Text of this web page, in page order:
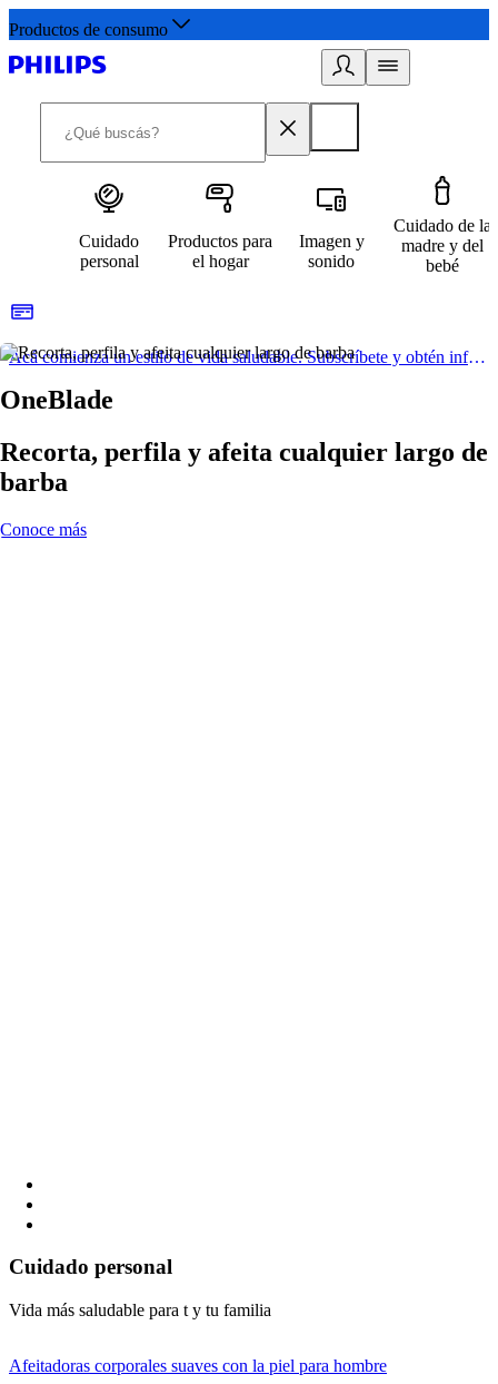
Productos de consumo
Cuidado
personal
Productos para
el hogar
Imagen y
sonido
Cuidado de la
madre y del
bebé
Acá comienza un estilo de vida saludable. Subscríbete y obtén información de primera mano
OneBlade
Recorta, perfila y afeita cualquier largo de
barba
Conoce más
Cuidado personal
Vida más saludable para t y tu familia
Afeitadoras corporales suaves con la piel para hombre